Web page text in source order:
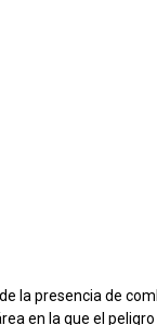
la presencia de
en la que el